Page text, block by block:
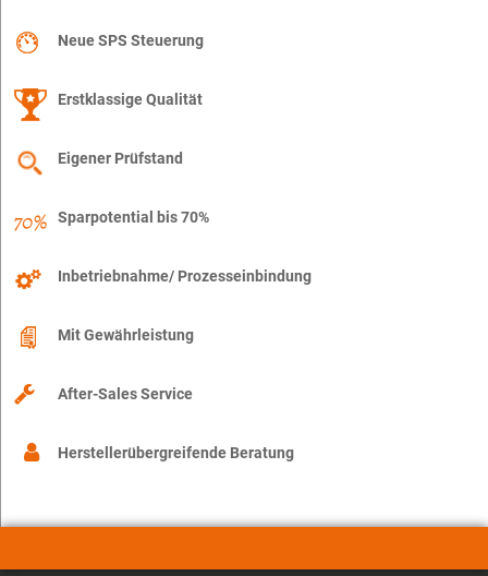
Neue SPS Steuerung
Erstklassige Qualität
Eigener Prüfstand
Sparpotential bis 70%
Inbetriebnahme/ Prozesseinbindung
Mit Gewährleistung
After-Sales Service
Herstellerübergreifende Beratung